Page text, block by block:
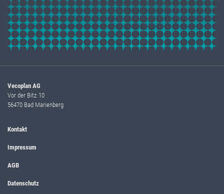
Vecoplan AG
Vor der Bitz 10
56470 Bad Marienberg
Kontakt
Impressum
AGB
Datenschutz